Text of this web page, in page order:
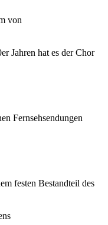
von
Jahren hat es der Chor
Fernsehsendungen
festen Bestandteil des